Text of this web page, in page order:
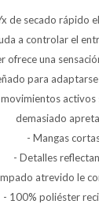
de secado rápido
a controlar el
ofrece una
para
activos
demasiado
- Mangas
- Detalles
atrevido le
- 100% poliéster